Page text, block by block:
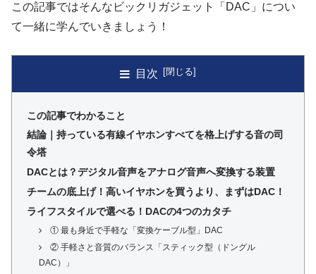
この記事ではそんなビックリガジェット「DAC」につい
て一緒に学んでいきましょう！
目次
この記事でわかること
結論｜持っている有線イヤホンすべてを格上げする音の司
令塔
DACとは？デジタル音声をアナログ音声へ変換する装置
チームの底上げ！高いイヤホンを買うより、まずはDAC！
ライフスタイルで選べる！DACの4つのカタチ
① 最も身近で手軽な「変換ケーブル型」DAC
② 手軽さと音質のバランス「スティック型（ドングル
DAC）」